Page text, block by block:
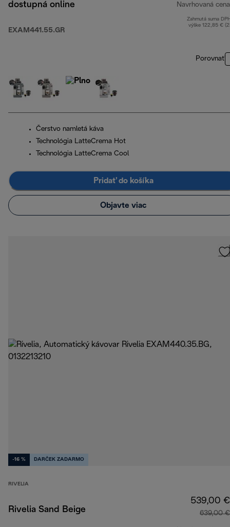
dostupná online
EXAM441.55.GR
Navrhovaná cena
Zahrnutá suma
výške 122,85 €
Porovnať
Čerstvo namletá káva
Technológia LatteCrema Hot
Technológia LatteCrema Cool
Pridať do košíka
Objavte viac
-16 % DARČEK ZADARMO
RIVELIA
Rivelia Sand Beige
539,00 €
639,00 €